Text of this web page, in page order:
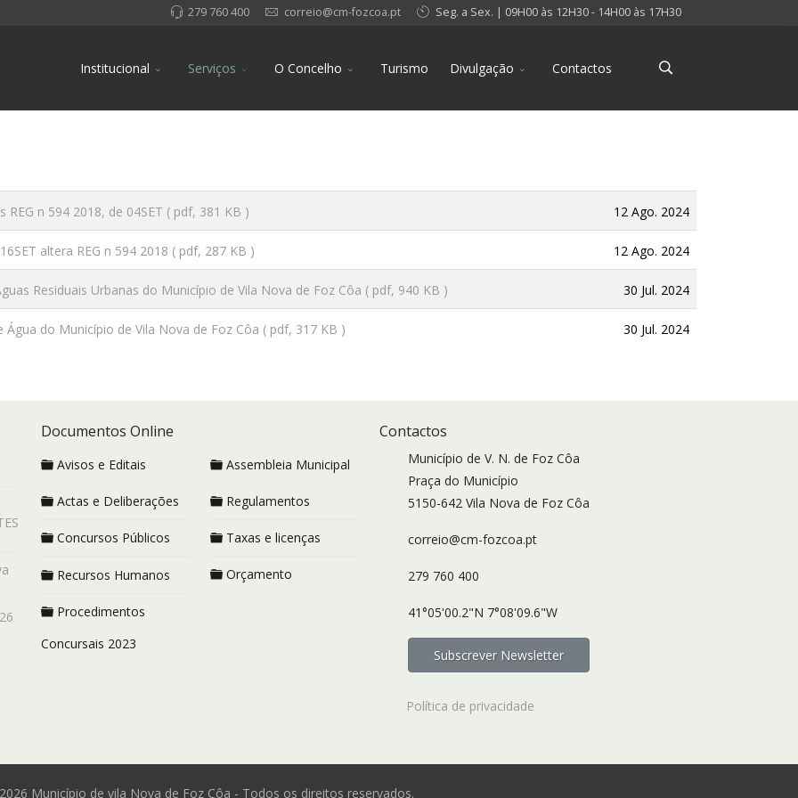
279 760 400 correio@cm-fozcoa.pt Seg. a Sex. | 09H00 às 12H30 - 14H00 às 17H30
Institucional Serviços O Concelho Turismo Divulgação Contactos
REG n 594 2018, de 04SET ( pdf, 381 KB ) 12 Ago. 2024
altera REG n 594 2018 ( pdf, 287 KB ) 12 Ago. 2024
Residuais Urbanas do Município de Vila Nova de Foz Côa ( pdf, 940 KB ) 30 Jul. 2024
do Município de Vila Nova de Foz Côa ( pdf, 317 KB ) 30 Jul. 2024
Documentos Online
Avisos e Editais
Actas e Deliberações
Concursos Públicos
Recursos Humanos
Procedimentos
Concursais 2023
Assembleia Municipal
Regulamentos
Taxas e licenças
Orçamento
Contactos
Município de V. N. de Foz Côa
Praça do Município
5150-642 Vila Nova de Foz Côa
correio@cm-fozcoa.pt
279 760 400
41°05'00.2"N 7°08'09.6"W
Subscrever Newsletter
Política de privacidade
Município de vila Nova de Foz Côa - Todos os direitos reservados.